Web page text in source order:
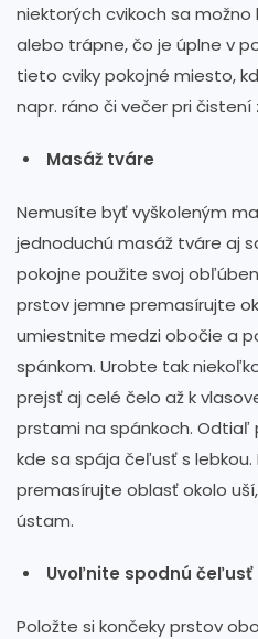
niektorých cvikoch sa
alebo trápne, čo je úplne v
tieto cviky pokojné miesto,
napr. ráno či večer pri čistení
Masáž tváre
Nemusíte byť vyškoleným
jednoduchú masáž tváre aj
pokojne použite svoj
prstov jemne premasírujte
umiestnite medzi obočie a
spánkom. Urobte tak
prejsť aj celé čelo až k
prstami na spánkoch. Odtiaľ
kde sa spája čeľusť s
premasírujte oblasť okolo
ústam.
Uvoľnite spodnú čeľusť
Položte si končeky prstov